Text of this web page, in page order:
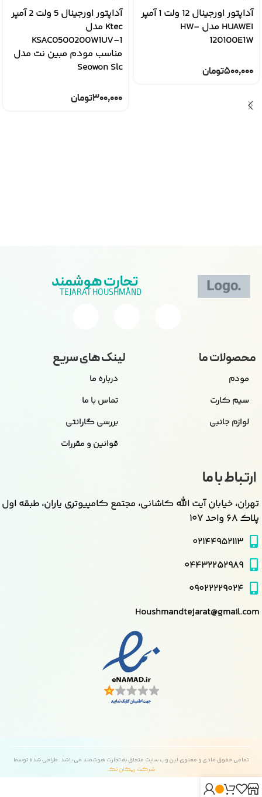
آداپتور اورجینال 12 ولت 1 آمپر
HUAWEI مدل HW-
120100E1W
۵۰۰,۰۰۰تومان
آداپتور اورجینال 5 ولت 2 آمپر
Ktec مدل
KSAC0500200W1UV-1
مناسب مودم مبین نت مدل
Seowon Slc
۳۰۰,۰۰۰تومان
تجارت هوشمند
TEJARAT HOUSHMAND
محصولات ما
مودم
سیم کارت
لوازم جانبی
لینک های سریع
درباره ما
تماس با ما
بررسی گارانتی
قوانین و مقررات
ارتباط با ما
تهران، خیابان آیت الله کاشانی، مجتمع کامپیوتری یاران، طبقه اول
پلاک ۶۸ واحد ۱۰۷
۰۲۱۴۴۹۵۲۱۱۳
۰۴۴۳۲۲۵۲۹۸۹
۰۹۰۲۲۲۲۹۰۲۴
Houshmandtejarat@gmail.com
تمامی حقوق مادی و معنوی این وب سایت متعلق به تجارت هوشمند می باشد. طراحی شده توسط
شرکت ریکان تک.